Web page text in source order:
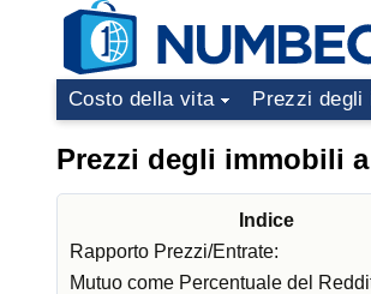
Costo della vita Prezzi degli
Prezzi degli immobili
Indice
Rapporto Prezzi/Entrate:
Mutuo come Percentuale del